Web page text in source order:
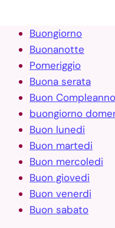
Buongiorno
Buonanotte
Pomeriggio
Buona serata
Buon Compleanno
buongiorno
Buon lunedi
Buon martedi
Buon mercoledi
Buon giovedi
Buon venerdi
Buon sabato